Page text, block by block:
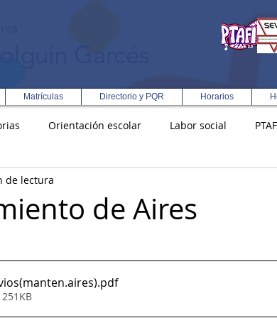
Matrículas Directorio y PQR Horarios
Orientación escolar Labor social
Integral en Turismo
de Aires
de lectura
.pdf